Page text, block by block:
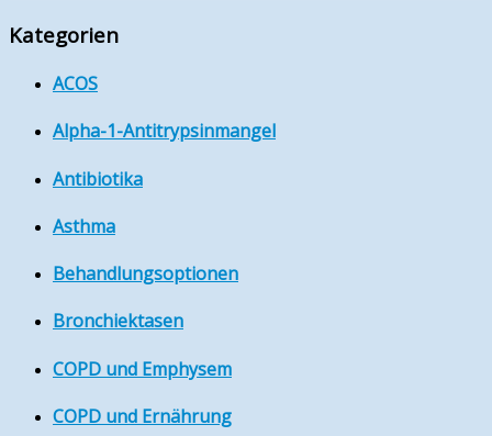
Kategorien
ACOS
Alpha-1-Antitrypsinmangel
Antibiotika
Asthma
Behandlungsoptionen
Bronchiektasen
COPD und Emphysem
COPD und Ernährung